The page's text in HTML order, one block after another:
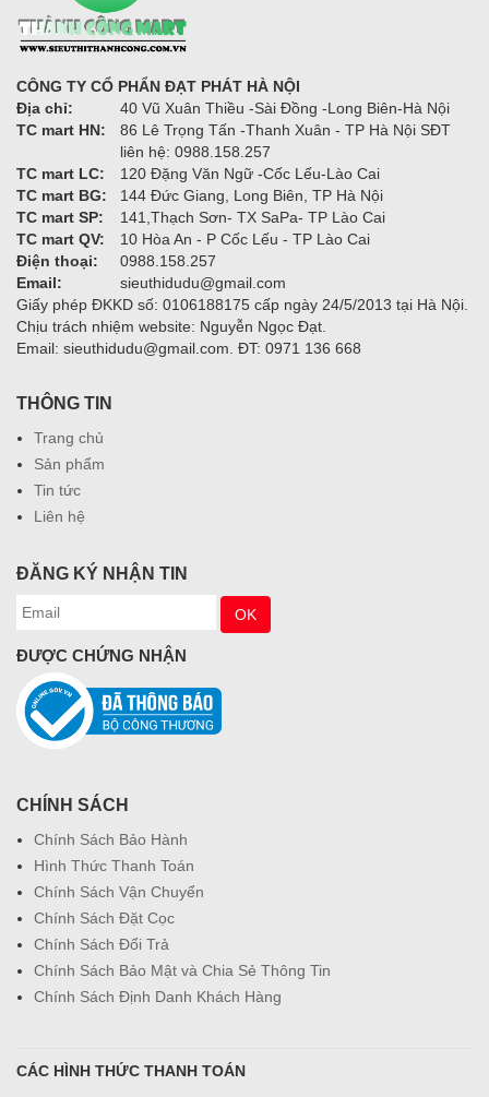
CÔNG TY CỔ PHẨN ĐẠT PHÁT HÀ NỘI
Địa chỉ:
40 Vũ Xuân Thiều -Sài Đồng -Long Biên-Hà Nội
TC mart HN:
86 Lê Trọng Tấn -Thanh Xuân - TP Hà Nội SĐT
liên hệ: 0988.158.257
TC mart LC:
120 Đặng Văn Ngữ -Cốc Lếu-Lào Cai
TC mart BG:
144 Đức Giang, Long Biên, TP Hà Nội
TC mart SP:
141,Thạch Sơn- TX SaPa- TP Lào Cai
TC mart QV:
10 Hòa An - P Cốc Lếu - TP Lào Cai
Điện thoại:
0988.158.257
Email:
sieuthidudu@gmail.com
Giấy phép ĐKKD số: 0106188175 cấp ngày 24/5/2013 tại Hà Nội.
Chịu trách nhiệm website: Nguyễn Ngọc Đạt.
Email: sieuthidudu@gmail.com. ĐT: 0971 136 668
THÔNG TIN
Trang chủ
Sản phẩm
Tin tức
Liên hệ
ĐĂNG KÝ NHẬN TIN
ĐƯỢC CHỨNG NHẬN
CHÍNH SÁCH
Chính Sách Bảo Hành
Hình Thức Thanh Toán
Chính Sách Vận Chuyển
Chính Sách Đặt Cọc
Chính Sách Đổi Trả
Chính Sách Bảo Mật và Chia Sẻ Thông Tin
Chính Sách Định Danh Khách Hàng
CÁC HÌNH THỨC THANH TOÁN